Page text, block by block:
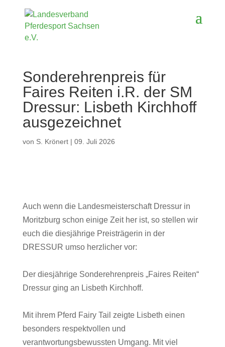
Sonderehrenpreis für
Faires Reiten i.R. der SM
Dressur: Lisbeth Kirchhoff
ausgezeichnet
von S. Krönert| 09. Juli 2026
Auch wenn die Landesmeisterschaft Dressur in
Moritzburg schon einige Zeit her ist, so stellen wir
euch die diesjährige Preisträgerin in der
DRESSUR umso herzlicher vor:
Der diesjährige Sonderehrenpreis „Faires Reiten“
Dressur ging an Lisbeth Kirchhoff.
Mit ihrem Pferd Fairy Tail zeigte Lisbeth einen
besonders respektvollen und
verantwortungsbewussten Umgang. Mit viel